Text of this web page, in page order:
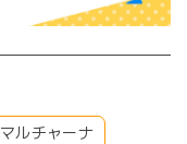
マルチャーナ